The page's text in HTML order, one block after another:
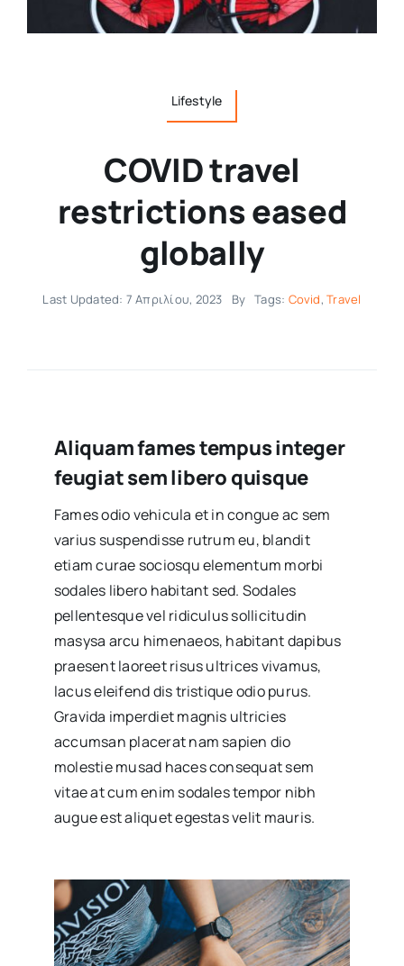
Lifestyle
COVID travel
restrictions eased
globally
Last Updated: 7 Απριλίου, 2023 By Tags: Covid,Travel
Aliquam fames tempus integer
feugiat sem libero quisque
Fames odio vehicula et in congue ac sem
varius suspendisse rutrum eu, blandit
etiam curae sociosqu elementum morbi
sodales libero habitant sed. Sodales
pellentesque vel ridiculus sollicitudin
masysa arcu himenaeos, habitant dapibus
praesent laoreet risus ultrices vivamus,
lacus eleifend dis tristique odio purus.
Gravida imperdiet magnis ultricies
accumsan placerat nam sapien dio
molestie musad haces consequat sem
vitae at cum enim sodales tempor nibh
augue est aliquet egestas velit mauris.